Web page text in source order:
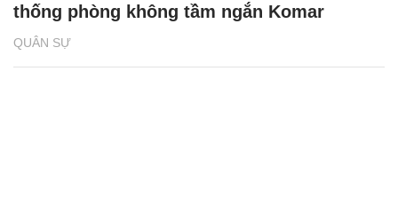
QUÂN SỰ
thống phòng không tầm ngắn Komar